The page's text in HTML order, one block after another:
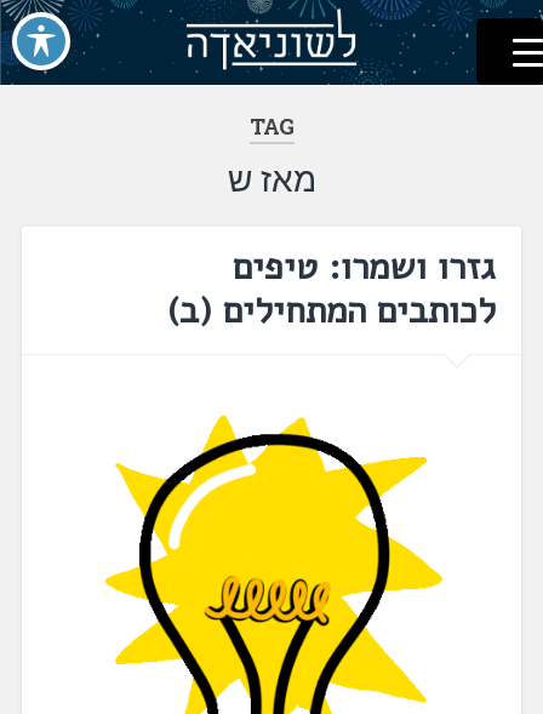
דלג
לתוכן
לשוניאדה
עברית. לשון. שפה
TAG
מאז ש
גזרו ושמרו: טיפים
לכותבים המתחילים (ב)